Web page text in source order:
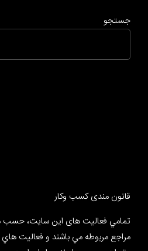
جستجو
قانون مندی کسب وکار
تمامي فعالیت های این سایت، حسب
مراجع مربوطه مي باشند و فعاليت